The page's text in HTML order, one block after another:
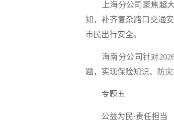
上海分公司聚焦超
知，补齐复杂路口交通
市民出行安全。
海南分公司针对
题，实现保险知识、防
专题五
公益为民·责任担当